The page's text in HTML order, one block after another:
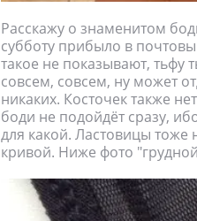
Расскажу о знаменитом
субботу прибыло в
такое не показывают, тьфу
совсем, совсем, ну может
никаких. Косточек также
боди не подойдёт сразу,
для какой. Ластовицы тоже
кривой. Ниже фото